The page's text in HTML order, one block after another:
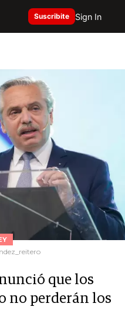
Suscribite Sign In
que los
no perderán los